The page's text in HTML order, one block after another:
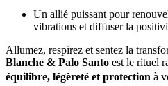
Un allié puissant pour
vibrations et diffuser la
Allumez, respirez et sentez la
Blanche & Palo Santo est le rituel
équilibre, légèreté et protection à